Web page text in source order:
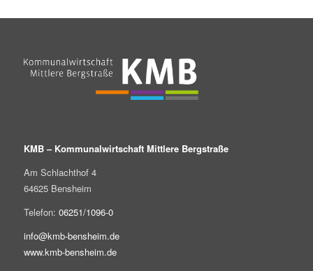
KMB – Kommunalwirtschaft Mittlere Bergstraße
Am Schlachthof 4
64625 Bensheim
Telefon: 06251/1096-0
info@kmb-bensheim.de
www.kmb-bensheim.de